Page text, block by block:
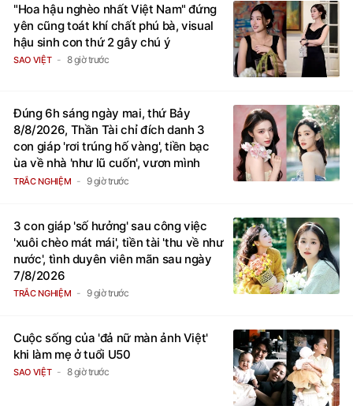
"Hoa hậu nghèo nhất Việt Nam" đứng
yên cũng toát khí chất phú bà, visual
hậu sinh con thứ 2 gây chú ý
SAO VIỆT 8 giờ trước
Đúng 6h sáng ngày mai, thứ Bảy
8/8/2026, Thần Tài chỉ đích danh 3
con giáp 'rơi trúng hố vàng', tiền bạc
ùa về nhà 'như lũ cuốn', vươn mình
thành đại gia trong phút chốc
TRẮC NGHIỆM 9 giờ trước
3 con giáp 'số hưởng' sau công việc
'xuôi chèo mát mái', tiền tài 'thu về như
nước', tình duyên viên mãn sau ngày
7/8/2026
TRẮC NGHIỆM 9 giờ trước
Cuộc sống của 'đả nữ màn ảnh Việt'
khi làm mẹ ở tuổi U50
SAO VIỆT 8 giờ trước